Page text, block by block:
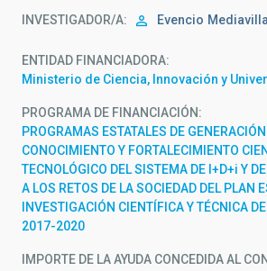
INVESTIGADOR/A Evencio
ENTIDAD FINANCIADORA
Ministerio de Ciencia, Innovación y
PROGRAMA DE FINANCIACIÓN
PROGRAMAS ESTATALES DE
CONOCIMIENTO Y FORTALECIMIENTO
TECNOLÓGICO DEL SISTEMA DE I+D+i Y
A LOS RETOS DE LA SOCIEDAD DEL PLAN
INVESTIGACIÓN CIENTÍFICA Y TÉCNICA
2017-2020
IMPORTE DE LA AYUDA CONCEDIDA AL